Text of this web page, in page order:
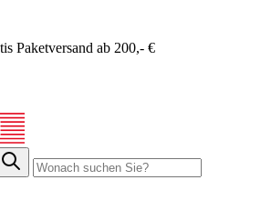
Paketversand ab 200,- €